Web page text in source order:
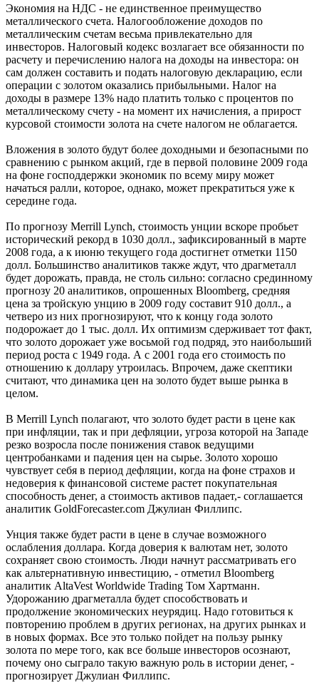
Экономия на НДС - не единственное преимущество
металлического счета. Налогообложение доходов по
металлическим счетам весьма привлекательно для
инвесторов. Налоговый кодекс возлагает все обязанности по
расчету и перечислению налога на доходы на инвестора: он
сам должен составить и подать налоговую декларацию, если
операции с золотом оказались прибыльными. Налог на
доходы в размере 13% надо платить только с процентов по
металлическому счету - на момент их начисления, а прирост
курсовой стоимости золота на счете налогом не облагается.
Вложения в золото будут более доходными и безопасными по
сравнению с рынком акций, где в первой половине 2009 года
на фоне господдержки экономик по всему миру может
начаться ралли, которое, однако, может прекратиться уже к
середине года.
По прогнозу Merrill Lynch, стоимость унции вскоре пробьет
исторический рекорд в 1030 долл., зафиксированный в марте
2008 года, а к июню текущего года достигнет отметки 1150
долл. Большинство аналитиков также ждут, что драгметалл
будет дорожать, правда, не столь сильно: согласно срединному
прогнозу 20 аналитиков, опрошенных Bloomberg, средняя
цена за тройскую унцию в 2009 году составит 910 долл., а
четверо из них прогнозируют, что к концу года золото
подорожает до 1 тыс. долл. Их оптимизм сдерживает тот факт,
что золото дорожает уже восьмой год подряд, это наибольший
период роста с 1949 года. А с 2001 года его стоимость по
отношению к доллару утроилась. Впрочем, даже скептики
считают, что динамика цен на золото будет выше рынка в
целом.
В Merrill Lynch полагают, что золото будет расти в цене как
при инфляции, так и при дефляции, угроза которой на Западе
резко возросла после понижения ставок ведущими
центробанками и падения цен на сырье. Золото хорошо
чувствует себя в период дефляции, когда на фоне страхов и
недоверия к финансовой системе растет покупательная
способность денег, а стоимость активов падает,- соглашается
аналитик GoldForecaster.com Джулиан Филлипс.
Унция также будет расти в цене в случае возможного
ослабления доллара. Когда доверия к валютам нет, золото
сохраняет свою стоимость. Люди начнут рассматривать его
как альтернативную инвестицию, - отметил Bloomberg
аналитик AltaVest Worldwide Trading Том Хартманн.
Удорожанию драгметалла будет способствовать и
продолжение экономических неурядиц. Надо готовиться к
повторению проблем в других регионах, на других рынках и
в новых формах. Все это только пойдет на пользу рынку
золота по мере того, как все больше инвесторов осознают,
почему оно сыграло такую важную роль в истории денег, -
прогнозирует Джулиан Филлипс.